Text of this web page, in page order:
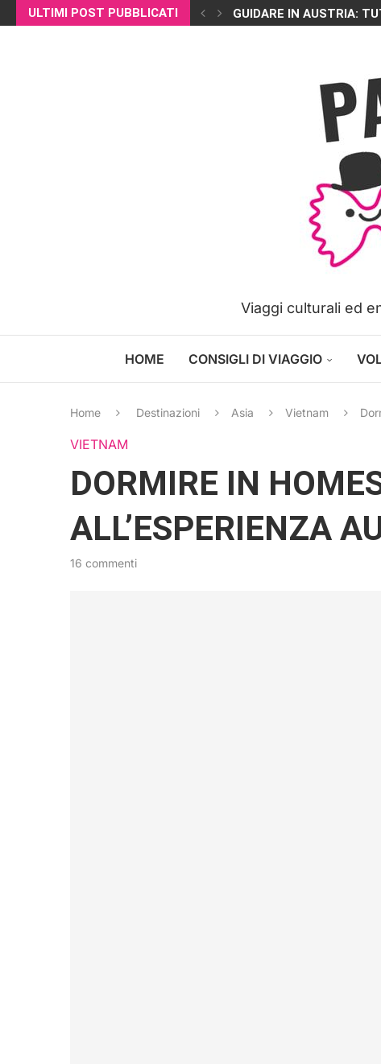
ULTIMI POST PUBBLICATI GUIDARE IN AUSTRIA:
Viaggi culturali ed
HOME CONSIGLI DI VIAGGIO
Home Destinazioni Asia Vietnam
VIETNAM
DORMIRE IN
ALL’ESPERIENZA
16 commenti